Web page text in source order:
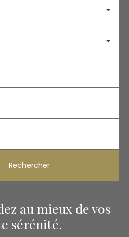
Rechercher
au mieux de vos
sérénité.